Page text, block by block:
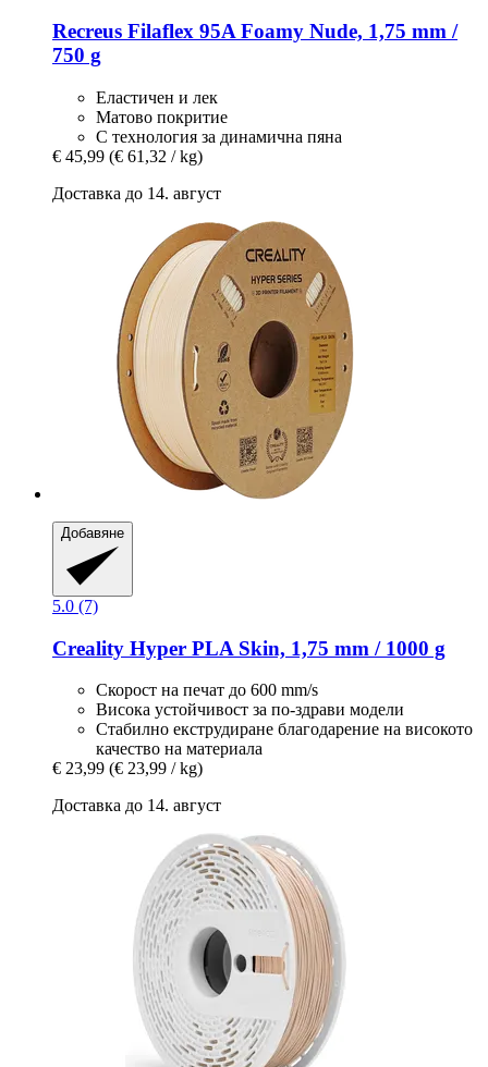
Recreus Filaflex 95A Foamy Nude, 1,75 mm /
750 g
Еластичен и лек
Матово покритие
С технология за динамична пяна
€ 45,99 (€ 61,32 / kg)
Доставка до 14. август
Добавяне
5.0 (7)
Creality Hyper PLA Skin, 1,75 mm / 1000 g
Скорост на печат до 600 mm/s
Висока устойчивост за по-здрави модели
Стабилно екструдиране благодарение на високото
качество на материала
€ 23,99 (€ 23,99 / kg)
Доставка до 14. август